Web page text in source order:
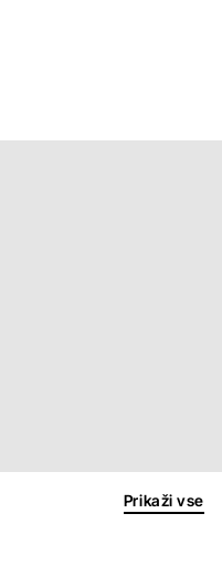
Prikaži vse